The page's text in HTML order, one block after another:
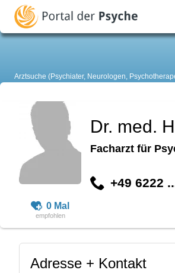
Arztsuche (Psychiater, Neurologen,
0 Mal
Dr. med.
Facharzt für
+49 6222
Adresse + Kontakt